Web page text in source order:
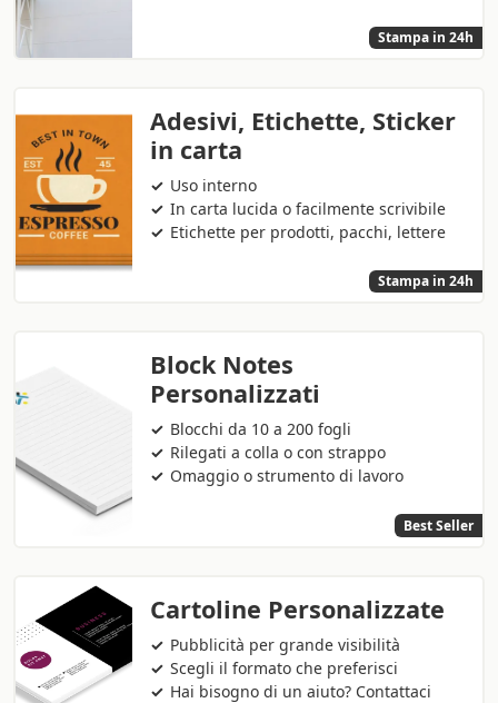
Stampa in 24h
Adesivi, Etichette, Sticker
in carta
Uso interno
In carta lucida o facilmente scrivibile
Etichette per prodotti, pacchi, lettere
Stampa in 24h
Block Notes
Personalizzati
Blocchi da 10 a 200 fogli
Rilegati a colla o con strappo
Omaggio o strumento di lavoro
Best Seller
Cartoline Personalizzate
Pubblicità per grande visibilità
Scegli il formato che preferisci
Hai bisogno di un aiuto? Contattaci